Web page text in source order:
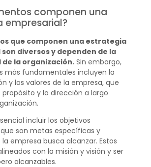
componen una
empresarial?
que componen una estrategia
diversos y dependen de la
la organización.Sin embargo,
más fundamentales incluyen la
y los valores de la empresa, que
y la dirección a largo
incluir los objetivos
son metas específicas y
empresa busca alcanzar. Estos
con la misión y visión y ser
alcanzables.